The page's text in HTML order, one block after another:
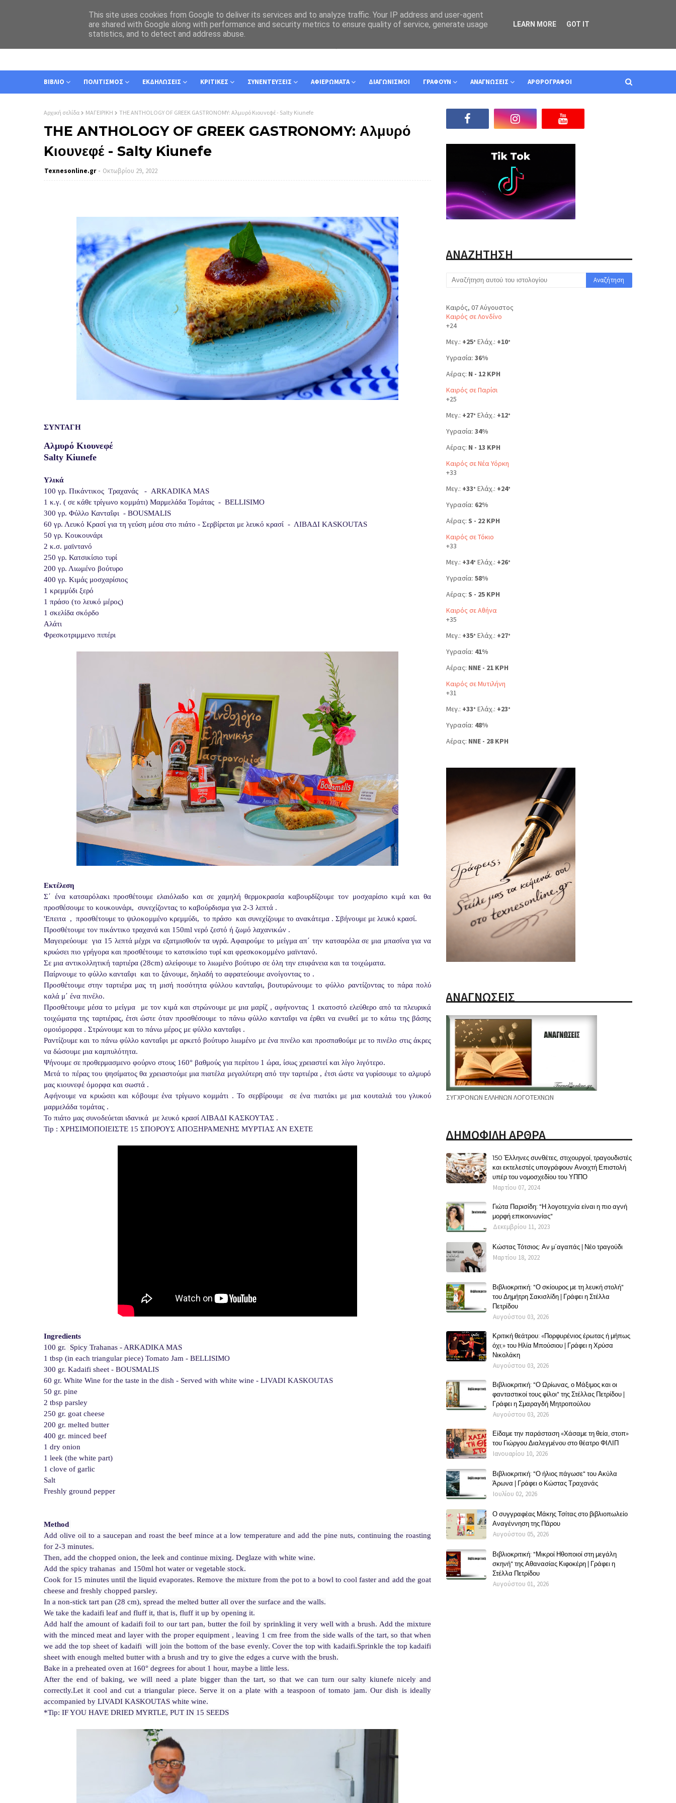
ΣΧΕΤΙΚΑ ΕΠΙΚΟΙΝΩΝΙΑ
ΒΙΒΛΙΟ ΠΟΛΙΤΙΣΜΟΣ ΕΚΔΗΛΩΣΕΙΣ ΚΡΙΤΙΚΕΣ ΣΥΝΕΝΤΕΥΞΕΙΣ ΑΦΙΕΡΩΜΑΤΑ ΔΙΑΓΩΝΙΣΜΟΙ ΓΡΑΦΟΥΝ ΑΝΑΓΝΩΣΕΙΣ ΑΡΘΡΟΓΡΑΦΟΙ
Αρχική σελίδα ΜΑΓΕΙΡΙΚΗ THE ANTHOLOGY OF GREEK GASTRONOMY: Αλμυρό Kιουνεφέ - Salty Kiunefe
THE ANTHOLOGY OF GREEK GASTRONOMY: Αλμυρό
Kιουνεφέ - Salty Kiunefe
Texnesοnline.gr Οκτωβρίου 29, 2022
ΣΥΝΤΑΓΗ
Αλμυρό Kιουνεφέ
Salty Kiunefe
Υλικά
100 γρ. Πικάντικος  Τραχανάς   -  ARKADIKA MAS
1 κ.γ. ( σε κάθε τρίγωνο κομμάτι) Μαρμελάδα Τομάτας  -  BELLISIMO
300 γρ. Φύλλο Κανταΐφι  - BOUSMALIS
60 γρ. Λευκό Κρασί για τη γεύση μέσα στο πιάτο - Σερβίρεται με λευκό κρασί  -  ΛΙΒΑΔΙ KASKOUTAS
50 γρ. Κουκουνάρι
2 κ.σ. μαϊντανό
250 γρ. Κατσικίσιο τυρί
200 γρ. Λιωμένο βούτυρο
400 γρ. Κιμάς μοσχαρίσιος
1 κρεμμύδι ξερό
1 πράσο (το λευκό μέρος)
1 σκελίδα σκόρδο
Αλάτι
Φρεσκοτριμμενο πιπέρι
Εκτέλεση
Σ΄ ένα κατσαρόλακι προσθέτουμε ελαιόλαδο και σε χαμηλή θερμοκρασία καβουρδίζουμε τον μοσχαρίσιο κιμά και θα
προσθέσουμε το κουκουνάρι,  συνεχίζοντας το καβούρδισμα για 2-3 λεπτά .
'Επειτα  ,  προσθέτουμε το ψιλοκομμένο κρεμμύδι,  το πράσο  και συνεχίζουμε το ανακάτεμα . Σβήνουμε με λευκό κρασί.
Προσθέτουμε τον πικάντικο τραχανά και 150ml νερό ζεστό ή ζωμό λαχανικών .
Μαγειρεύουμε  για 15 λεπτά μέχρι να εξατμισθούν τα υγρά. Αφαιρούμε το μείγμα απ΄ την κατσαρόλα σε μια μπασίνα για να
κρυώσει πιο γρήγορα και προσθέτουμε το κατσικίσιο τυρί και φρεσκοκομμένο μαϊντανό.
Σε μια αντικολλητική ταρτιέρα (28cm) αλείφουμε το λιωμένο βούτυρο σε όλη την επιφάνεια και τα τοιχώματα.
Παίρνουμε το φύλλο κανταΐφι  και το ξάνουμε, δηλαδή το αφρατεύουμε ανοίγοντας το .
Προσθέτουμε στην ταρτιέρα μας τη μισή ποσότητα φύλλου κανταΐφι, βουτυρώνουμε το φύλλο ραντίζοντας το πάρα πολύ
καλά μ΄ ένα πινέλο.
Προσθέτουμε μέσα το μείγμα  με τον κιμά και στρώνουμε με μια μαρίζ , αφήνοντας 1 εκατοστό ελεύθερο από τα πλευρικά
τοιχώματα της ταρτιέρας, έτσι ώστε όταν προσθέσουμε το πάνω φύλλο κανταΐφι να έρθει να ενωθεί με το κάτω της βάσης
ομοιόμορφα . Στρώνουμε και το πάνω μέρος με φύλλο κανταΐφι .
Ραντίζουμε και το πάνω φύλλο κανταΐφι με αρκετό βούτυρο λιωμένο με ένα πινέλο και προσπαθούμε με το πινέλο στις άκρες
να δώσουμε μια καμπυλότητα.
Ψήνουμε σε προθερμασμενο φούρνο στους 160° βαθμούς για περίπου 1 ώρα, ίσως χρειαστεί και λίγο λιγότερο.
Μετά το πέρας του ψησίματος θα χρειαστούμε μια πιατέλα μεγαλύτερη από την ταρτιέρα , έτσι ώστε να γυρίσουμε το αλμυρό
μας κιουνεφέ όμορφα και σωστά .
Αφήνουμε να κρυώσει και κόβουμε ένα τρίγωνο κομμάτι . Το σερβίρουμε  σε ένα πιατάκι με μια κουταλιά του γλυκού
μαρμελάδα τομάτας .
Το πιάτο μας συνοδεύεται ιδανικά  με λευκό κρασί ΛΙΒΑΔΙ ΚΑΣΚΟΥΤΑΣ .
Tip : ΧΡΗΣΙΜΟΠΟΙΕΙΣΤΕ 15 ΣΠΟΡΟΥΣ ΑΠΟΞΗΡΑΜΕΝΗΣ ΜΥΡΤΙΑΣ ΑΝ ΕΧΕΤΕ
Ingredients
100 gr.  Spicy Trahanas - ARKADIKA MAS
1 tbsp (in each triangular piece) Tomato Jam - BELLISIMO
300 gr. Kadaifi sheet - BOUSMALIS
60 gr. White Wine for the taste in the dish - Served with white wine - LIVADI KASKOUTAS
50 gr. pine
2 tbsp parsley
250 gr. goat cheese
200 gr. melted butter
400 gr. minced beef
1 dry onion
1 leek (the white part)
1 clove of garlic
Salt
Freshly ground pepper
Method
Add olive oil to a saucepan and roast the beef mince at a low temperature and add the pine nuts, continuing the roasting
for 2-3 minutes.
Then, add the chopped onion, the leek and continue mixing. Deglaze with white wine.
Add the spicy trahanas  and 150ml hot water or vegetable stock.
Cook for 15 minutes until the liquid evaporates. Remove the mixture from the pot to a bowl to cool faster and add the goat
cheese and freshly chopped parsley.
In a non-stick tart pan (28 cm), spread the melted butter all over the surface and the walls.
We take the kadaifi leaf and fluff it, that is, fluff it up by opening it.
Add half the amount of kadaifi foil to our tart pan, butter the foil by sprinkling it very well with a brush. Add the mixture
with the minced meat and layer with the proper equipment , leaving 1 cm free from the side walls of the tart, so that when
we add the top sheet of kadaifi  will join the bottom of the base evenly. Cover the top with kadaifi.Sprinkle the top kadaifi
sheet with enough melted butter with a brush and try to give the edges a curve with the brush.
Bake in a preheated oven at 160° degrees for about 1 hour, maybe a little less.
After the end of baking, we will need a plate bigger than the tart, so that we can turn our salty kiunefe nicely and
correctly.Let it cool and cut a triangular piece. Serve it on a plate with a teaspoon of tomato jam. Our dish is ideally
accompanied by LIVADI KASKOUTAS white wine.
*Tip: IF YOU HAVE DRIED MYRTLE, PUT IN 15 SEEDS
ΑΝΑΖΗΤΗΣΗ
Καιρός, 07 Αύγουστος
Καιρός σε Λονδίνο
+24
Μεγ.: +25° Ελάχ.: +10°
Υγρασία: 36%
Αέρας: N - 12 KPH
Καιρός σε Παρίσι
+25
Μεγ.: +27° Ελάχ.: +12°
Υγρασία: 34%
Αέρας: N - 13 KPH
Καιρός σε Νέα Υόρκη
+33
Μεγ.: +33° Ελάχ.: +24°
Υγρασία: 62%
Αέρας: S - 22 KPH
Καιρός σε Τόκιο
+33
Μεγ.: +34° Ελάχ.: +26°
Υγρασία: 58%
Αέρας: S - 25 KPH
Καιρός σε Αθήνα
+35
Μεγ.: +35° Ελάχ.: +27°
Υγρασία: 41%
Αέρας: NNE - 21 KPH
Καιρός σε Μυτιλήνη
+31
Μεγ.: +33° Ελάχ.: +23°
Υγρασία: 48%
Αέρας: NNE - 28 KPH
ΑΝΑΓΝΩΣΕΙΣ
ΣΥΓΧΡΟΝΩΝ ΕΛΛΗΝΩΝ ΛΟΓΟΤΕΧΝΩΝ
ΔΗΜΟΦΙΛΗ ΑΡΘΡΑ
150 Έλληνες συνθέτες, στιχουργοί, τραγουδιστές
και εκτελεστές υπογράφουν Ανοιχτή Επιστολή
υπέρ του νομοσχεδίου του ΥΠΠΟ
Μαρτίου 07, 2024
Γιώτα Παρισίδη: "Η λογοτεχνία είναι η πιο αγνή
μορφή επικοινωνίας"
Δεκεμβρίου 11, 2023
Κώστας Τότσιος: Αν μ΄αγαπάς | Νέο τραγούδι
Μαρτίου 18, 2022
Βιβλιοκριτική: "Ο σκίουρος με τη λευκή στολή"
του Δημήτρη Σακισλίδη | Γράφει η Στέλλα
Πετρίδου
Αυγούστου 03, 2026
Κριτική θεάτρου: «Πορφυρένιος έρωτας ή μήπως
όχι;» του Ηλία Μπούσιου | Γράφει η Χρύσα
Νικολάκη
Αυγούστου 03, 2026
Βιβλιοκριτική: "Ο Ωρίωνας, ο Μάξιμος και οι
φανταστικοί τους φίλοι" της Στέλλας Πετρίδου |
Γράφει η Σμαραγδή Μητροπούλου
Αυγούστου 03, 2026
Είδαμε την παράσταση «Χάσαμε τη θεία, στοπ»
του Γιώργου Διαλεγμένου στο θέατρο ΦΙΛΙΠ
Ιανουαρίου 10, 2026
Βιβλιοκριτική: "Ο ήλιος πάγωσε" του Ακύλα
Άρωνα | Γράφει ο Κώστας Τραχανάς
Ιουλίου 02, 2026
Ο συγγραφέας Μάκης Τσίτας στο βιβλιοπωλείο
Αναγέννηση της Πάρου
Αυγούστου 05, 2026
Βιβλιοκριτική: "Μικροί Ηθοποιοί στη μεγάλη
σκηνή" της Αθανασίας Κιφοκέρη | Γράφει η
Στέλλα Πετρίδου
Αυγούστου 01, 2026
This site uses cookies from Google to deliver its services and to analyze traffic. Your IP address and user-agent
are shared with Google along with performance and security metrics to ensure quality of service, generate usage
statistics, and to detect and address abuse.
LEARN MORE GOT IT